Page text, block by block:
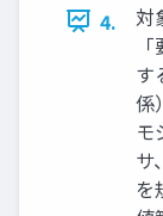
4.
対
す
係
モ
サ
を